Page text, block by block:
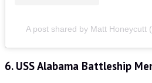
A post shared by Matt Honeycutt
6. USS Alabama Battleship